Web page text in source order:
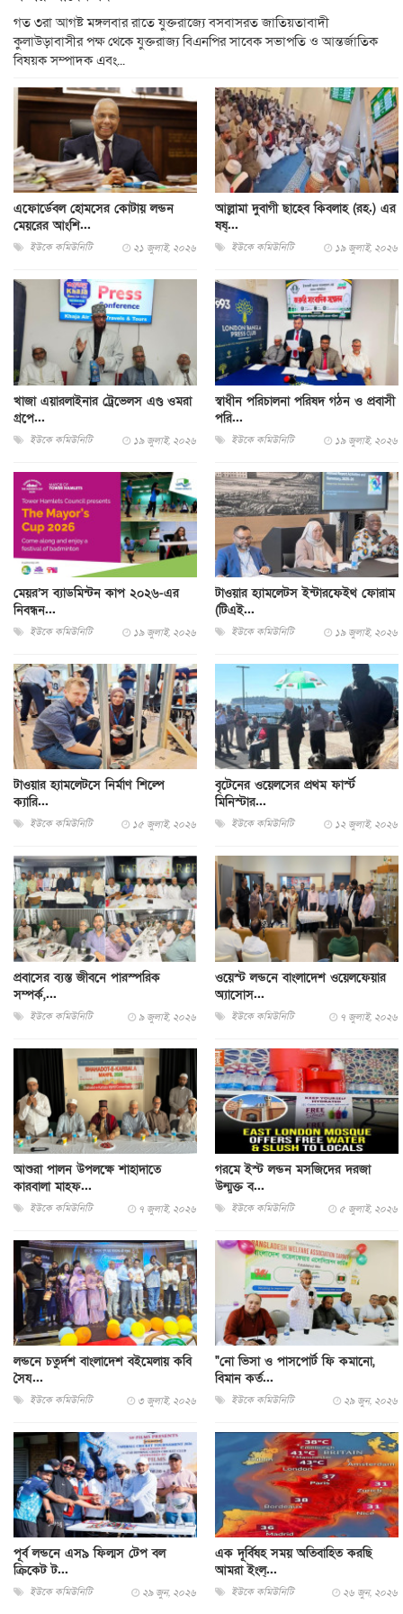
গত ৩রা আগষ্ট মঙ্গলবার রাতে যুক্তরাজ্যে বসবাসরত জাতিয়তাবাদী
কুলাউড়াবাসীর পক্ষ থেকে যুক্তরাজ‍্য বিএনপির সাবেক সভাপতি ও আন্তর্জাতিক
বিষয়ক সম্পাদক এবং...
এফোর্ডেবল হোমসের কোটায় লন্ডন
মেয়রের আংশি...
ইউকে কমিউনিটি ২১ জুলাই, ২০২৬
আল্লামা দুবাগী ছাহেব কিবলাহ (রহ.) এর
ষষ্...
ইউকে কমিউনিটি ১৯ জুলাই, ২০২৬
খাজা এয়ারলাইনার ট্রেভেলস এণ্ড ওমরা
গ্রপে...
ইউকে কমিউনিটি ১৯ জুলাই, ২০২৬
স্বাধীন পরিচালনা পরিষদ গঠন ও প্রবাসী
পরি...
ইউকে কমিউনিটি ১৯ জুলাই, ২০২৬
মেয়র’স ব্যাডমিন্টন কাপ ২০২৬-এর
নিবন্ধন...
ইউকে কমিউনিটি ১৯ জুলাই, ২০২৬
টাওয়ার হ্যামলেটস ইন্টারফেইথ ফোরাম
(টিএই...
ইউকে কমিউনিটি ১৯ জুলাই, ২০২৬
টাওয়ার হ্যামলেটসে নির্মাণ শিল্পে
ক্যারি...
ইউকে কমিউনিটি ১৫ জুলাই, ২০২৬
বৃটেনের ওয়েলসের প্রথম ফার্স্ট
মিনিস্টার...
ইউকে কমিউনিটি ১২ জুলাই, ২০২৬
প্রবাসের ব্যস্ত জীবনে পারস্পরিক
সম্পর্ক,...
ইউকে কমিউনিটি ৯ জুলাই, ২০২৬
ওয়েস্ট লন্ডনে বাংলাদেশ ওয়েলফেয়ার
অ্যাসোস...
ইউকে কমিউনিটি ৭ জুলাই, ২০২৬
আশুরা পালন উপলক্ষে শাহাদাতে
কারবালা মাহফ...
ইউকে কমিউনিটি ৭ জুলাই, ২০২৬
গরমে ইস্ট লন্ডন মসজিদের দরজা
উন্মুক্ত ব...
ইউকে কমিউনিটি ৫ জুলাই, ২০২৬
লন্ডনে চতুর্দশ বাংলাদেশ বইমেলায় কবি
সৈয...
ইউকে কমিউনিটি ৩ জুলাই, ২০২৬
"নো ভিসা ও পাসপোর্ট ফি কমানো,
বিমান কর্ত...
ইউকে কমিউনিটি ২৯ জুন, ২০২৬
পূর্ব লন্ডনে এস৯ ফিল্মস টেপ বল
ক্রিকেট ট...
ইউকে কমিউনিটি ২৯ জুন, ২০২৬
এক দূর্বিষহ সময় অতিবাহিত করছি
আমরা ইংল‍্...
ইউকে কমিউনিটি ২৬ জুন, ২০২৬